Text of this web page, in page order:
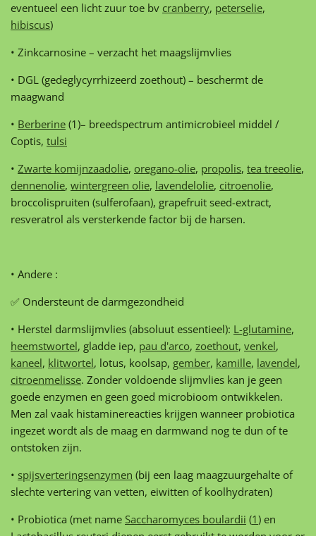
eventueel een licht zuur toe bv cranberry, peterselie,
hibiscus)
• Zinkcarnosine – verzacht het maagslijmvlies
• DGL (gedeglycyrrhizeerd zoethout) – beschermt de
maagwand
• Berberine (1)– breedspectrum antimicrobieel middel /
Coptis, tulsi
• Zwarte komijnzaadolie, oregano-olie, propolis, tea treeolie,
dennenolie, wintergreen olie, lavendelolie, citroenolie,
broccolispruiten (sulferofaan), grapefruit seed-extract,
resveratrol als versterkende factor bij de harsen.
• Andere :
✅ Ondersteunt de darmgezondheid
• Herstel darmslijmvlies (absoluut essentieel): L-glutamine,
heemstwortel, gladde iep, pau d'arco, zoethout, venkel,
kaneel, klitwortel, lotus, koolsap, gember, kamille, lavendel,
citroenmelisse. Zonder voldoende slijmvlies kan je geen
goede enzymen en geen goed microbioom ontwikkelen.
Men zal vaak histaminereacties krijgen wanneer probiotica
ingezet wordt als de maag en darmwand nog te dun of te
ontstoken zijn.
• spijsverteringsenzymen (bij een laag maagzuurgehalte of
slechte vertering van vetten, eiwitten of koolhydraten)
• Probiotica (met name Saccharomyces boulardii (1) en